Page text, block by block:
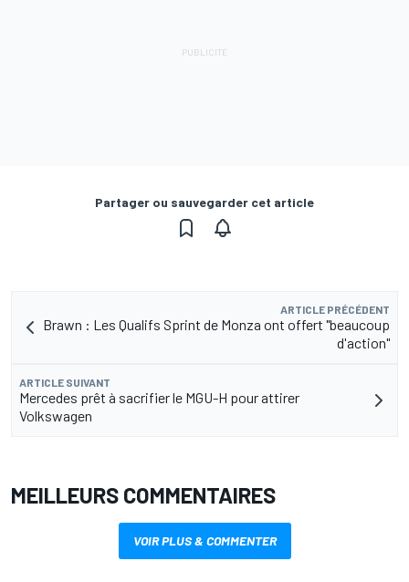
Partager ou sauvegarder cet article
ARTICLE PRÉCÉDENT
Brawn : Les Qualifs Sprint de Monza ont offert "beaucoup
d'action"
ARTICLE SUIVANT
Mercedes prêt à sacrifier le MGU-H pour attirer
Volkswagen
MEILLEURS COMMENTAIRES
VOIR PLUS & COMMENTER